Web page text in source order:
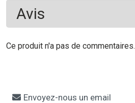
Avis
Ce produit n'a pas de commentaires.
Envoyez-nous un email